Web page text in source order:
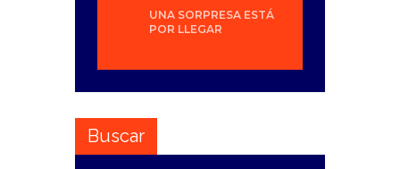
UNA SORPRESA ESTÁ
POR LLEGAR
Buscar